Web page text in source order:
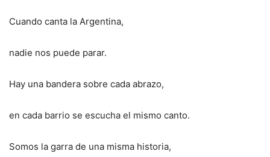
Cuando canta la Argentina,
nadie nos puede parar.
Hay una bandera sobre cada abrazo,
en cada barrio se escucha el mismo canto.
Somos la garra de una misma historia,